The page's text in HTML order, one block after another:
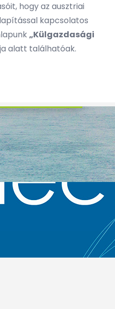
hogy az ausztriai
kapcsolatos
„Külgazdasági
alatt találhatóak.